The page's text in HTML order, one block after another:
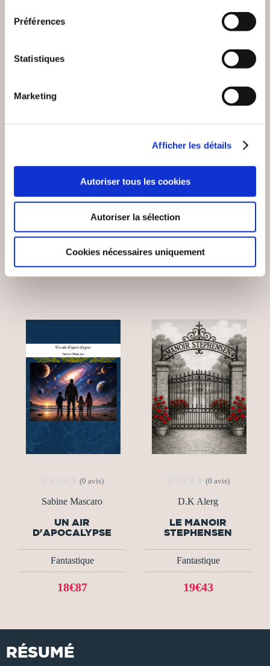
Préférences
Statistiques
Marketing
Afficher les détails
Autoriser tous les cookies
Autoriser la sélection
Cookies nécessaires uniquement
Marc Gérémie
LES ROYAUMES DE
Fantastique
9€99
DARK SHADOW, LE
TÉNÈBRES.
Fantastique
11€53
(0 avis)
Sabine Mascaro
UN AIR
D'APOCALYPSE
Fantastique
18€87
(0 avis)
D.K Alerg
LE MANOIR
STEPHENSEN
Fantastique
19€43
RÉSUMÉ